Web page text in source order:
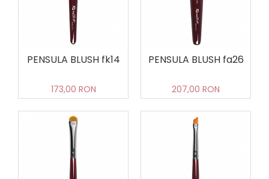
PENSULA BLUSH fk14
173,00 RON
PENSULA BLUSH fa26
207,00 RON